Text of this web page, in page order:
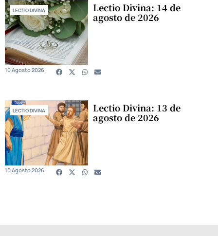
LECTIO DIVINA Lectio Divina: 14 de
agosto de 2026
10 Agosto 2026
LECTIO DIVINA Lectio Divina: 13 de
agosto de 2026
10 Agosto 2026